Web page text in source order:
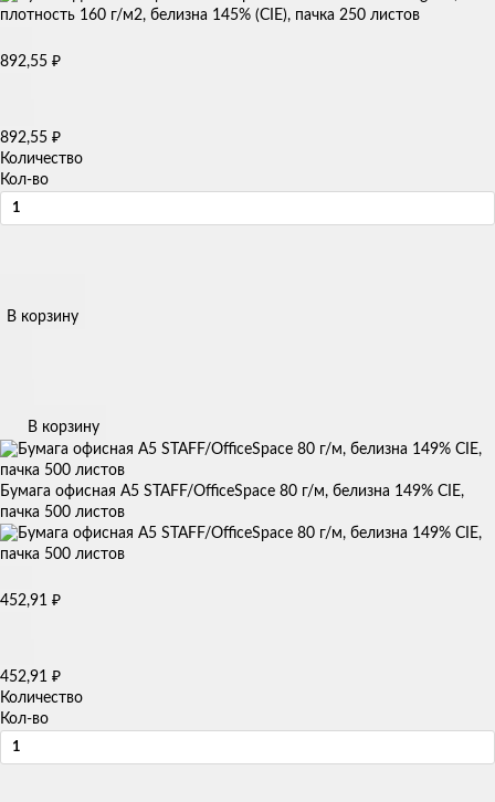
892,55 ₽
892,55 ₽
Количество
Кол-во
В корзину
В корзину
Бумага офисная А5 STAFF/OfficeSpace 80 г/м, белизна 149% CIE,
пачка 500 листов
452,91 ₽
452,91 ₽
Количество
Кол-во